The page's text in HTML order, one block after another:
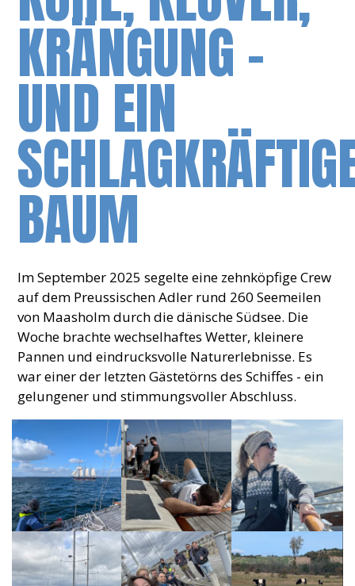
KRÄNGUNG –
UND EIN
BAUM
Im September 2025 segelte eine zehnköpfige Crew
auf dem Preussischen Adler rund 260 Seemeilen
von Maasholm durch die dänische Südsee. Die
Woche brachte wechselhaftes Wetter, kleinere
Pannen und eindrucksvolle Naturerlebnisse. Es
war einer der letzten Gästetörns des Schiffes - ein
gelungener und stimmungsvoller Abschluss.